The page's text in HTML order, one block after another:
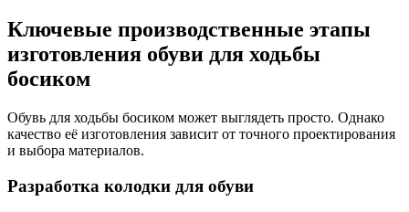
Ключевые производственные этапы
изготовления обуви для ходьбы
босиком
Обувь для ходьбы босиком может выглядеть просто. Однако
качество её изготовления зависит от точного проектирования
и выбора материалов.
Разработка колодки для обуви